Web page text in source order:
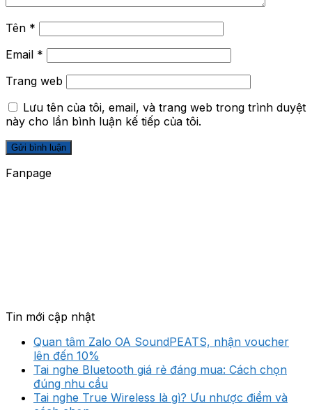
Tên *
Email *
Trang web
Lưu tên của tôi, email, và trang web trong trình duyệt
này cho lần bình luận kế tiếp của tôi.
Fanpage
Tin mới cập nhật
Quan tâm Zalo OA SoundPEATS, nhận voucher
lên đến 10%
Tai nghe Bluetooth giá rẻ đáng mua: Cách chọn
đúng nhu cầu
Tai nghe True Wireless là gì? Ưu nhược điểm và